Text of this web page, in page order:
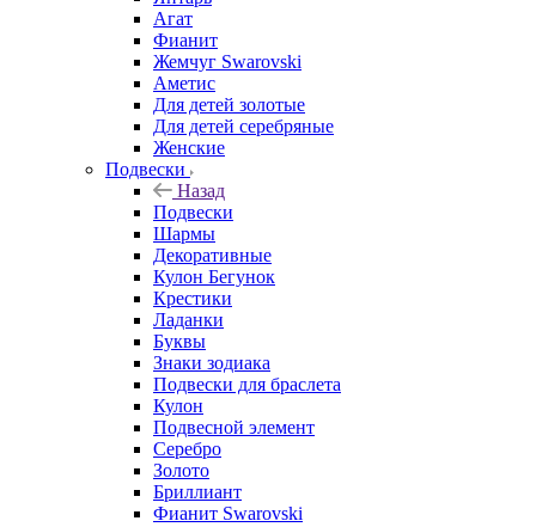
Агат
Фианит
Жемчуг Swarovski
Аметис
Для детей золотые
Для детей серебряные
Женские
Подвески
Назад
Подвески
Шармы
Декоративные
Кулон Бегунок
Крестики
Ладанки
Буквы
Знаки зодиака
Подвески для браслета
Кулон
Подвесной элемент
Серебро
Золото
Бриллиант
Фианит Swarovski